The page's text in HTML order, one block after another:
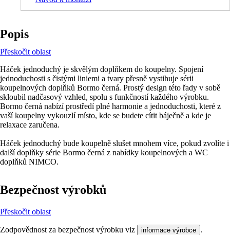
Popis
Přeskočit oblast
Háček jednoduchý je skvělým doplňkem do koupelny. Spojení
jednoduchosti s čistými liniemi a tvary přesně vystihuje sérii
koupelnových doplňků Bormo černá. Prostý design této řady v sobě
skloubil nadčasový vzhled, spolu s funkčností každého výrobku.
Bormo černá nabízí prostředí plné harmonie a jednoduchosti, které z
vaší koupelny vykouzlí místo, kde se budete cítit báječně a kde je
relaxace zaručena.
Háček jednoduchý bude koupelně slušet mnohem více, pokud zvolíte i
další doplňky série Bormo černá z nabídky koupelnových a WC
doplňků NIMCO.
Bezpečnost výrobků
Přeskočit oblast
Zodpovědnost za bezpečnost výrobku viz informace výrobce .